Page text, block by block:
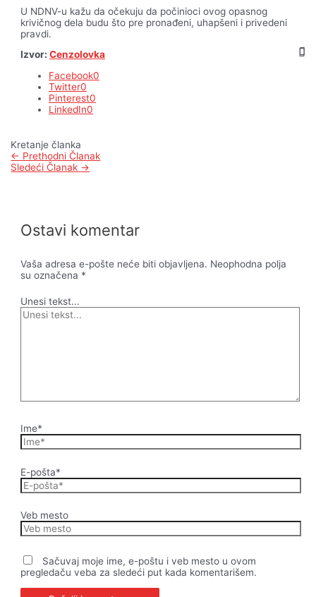
U NDNV-u kažu da očekuju da počinioci ovog opasnog
krivičnog dela budu što pre pronađeni, uhapšeni i privedeni
pravdi.
Izvor:Cenzolovka
Facebook0
Twitter0
Pinterest0
LinkedIn0
Kretanje članka
← Prethodni Članak
Sledeći Članak →
Ostavi komentar
Vaša adresa e-pošte neće biti objavljena. Neophodna polja
su označena *
Unesi tekst...
Ime*
E-pošta*
Veb mesto
Sačuvaj moje ime, e-poštu i veb mesto u ovom
pregledaču veba za sledeći put kada komentarišem.